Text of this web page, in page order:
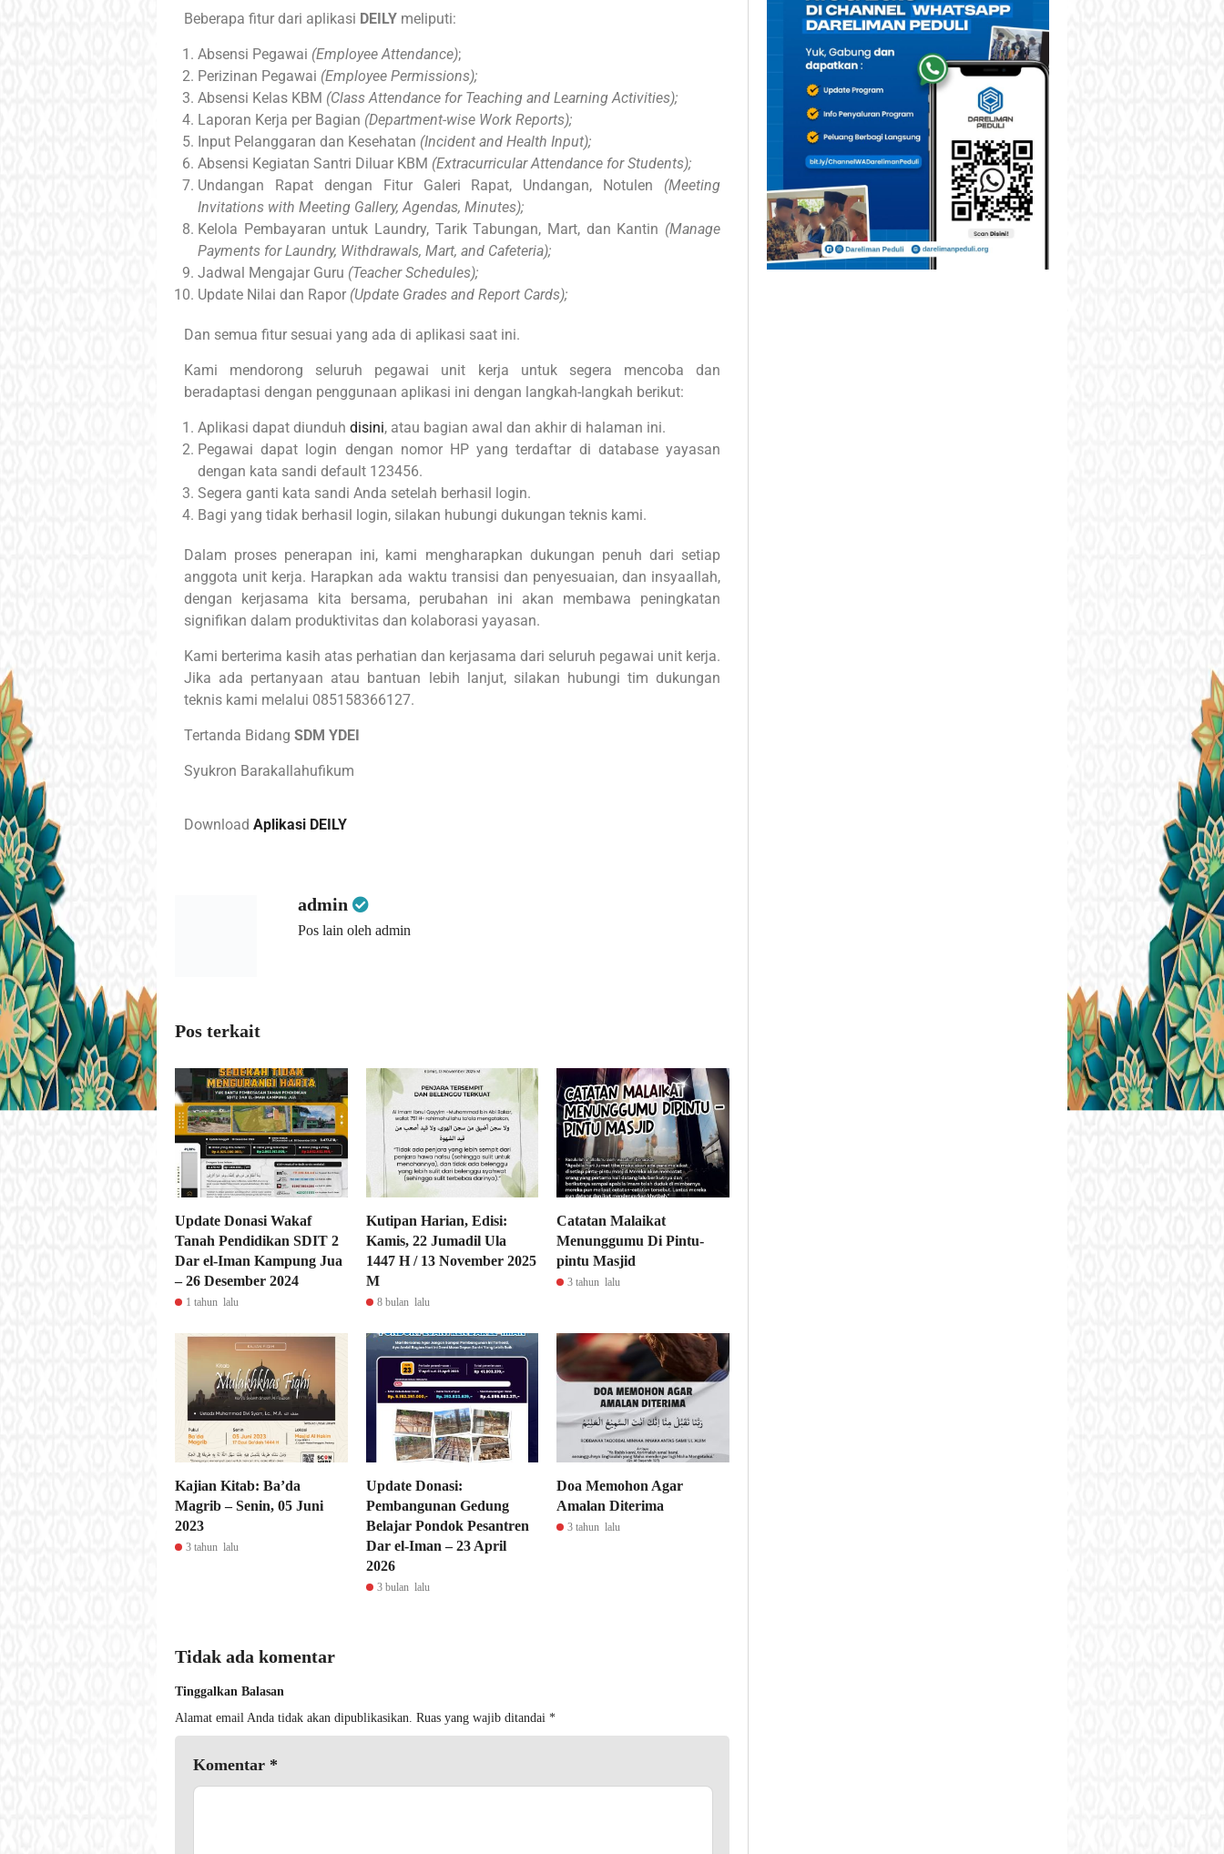
Beberapa fitur dari aplikasi DEILY meliputi:
Absensi Pegawai (Employee Attendance);
Perizinan Pegawai (Employee Permissions);
Absensi Kelas KBM (Class Attendance for Teaching and Learning Activities);
Laporan Kerja per Bagian (Department-wise Work Reports);
Input Pelanggaran dan Kesehatan (Incident and Health Input);
Absensi Kegiatan Santri Diluar KBM (Extracurricular Attendance for Students);
Undangan Rapat dengan Fitur Galeri Rapat, Undangan, Notulen (Meeting
Invitations with Meeting Gallery, Agendas, Minutes);
Kelola Pembayaran untuk Laundry, Tarik Tabungan, Mart, dan Kantin (Manage
Payments for Laundry, Withdrawals, Mart, and Cafeteria);
Jadwal Mengajar Guru (Teacher Schedules);
Update Nilai dan Rapor (Update Grades and Report Cards);
Dan semua fitur sesuai yang ada di aplikasi saat ini.
Kami mendorong seluruh pegawai unit kerja untuk segera mencoba dan
beradaptasi dengan penggunaan aplikasi ini dengan langkah-langkah berikut:
Aplikasi dapat diunduh disini, atau bagian awal dan akhir di halaman ini.
Pegawai dapat login dengan nomor HP yang terdaftar di database yayasan
dengan kata sandi default 123456.
Segera ganti kata sandi Anda setelah berhasil login.
Bagi yang tidak berhasil login, silakan hubungi dukungan teknis kami.
Dalam proses penerapan ini, kami mengharapkan dukungan penuh dari setiap
anggota unit kerja. Harapkan ada waktu transisi dan penyesuaian, dan insyaallah,
dengan kerjasama kita bersama, perubahan ini akan membawa peningkatan
signifikan dalam produktivitas dan kolaborasi yayasan.
Kami berterima kasih atas perhatian dan kerjasama dari seluruh pegawai unit kerja.
Jika ada pertanyaan atau bantuan lebih lanjut, silakan hubungi tim dukungan
teknis kami melalui 085158366127.
Tertanda Bidang SDM YDEI
Syukron Barakallahufikum
Download Aplikasi DEILY
admin
Pos lain oleh admin
Pos terkait
Update Donasi Wakaf
Tanah Pendidikan SDIT 2
Dar el-Iman Kampung Jua
– 26 Desember 2024
1 tahun lalu
Kutipan Harian, Edisi:
Kamis, 22 Jumadil Ula
1447 H / 13 November 2025
M
8 bulan lalu
Catatan Malaikat
Menunggumu Di Pintu-
pintu Masjid
3 tahun lalu
Kajian Kitab: Ba’da
Magrib – Senin, 05 Juni
2023
3 tahun lalu
Update Donasi:
Pembangunan Gedung
Belajar Pondok Pesantren
Dar el-Iman – 23 April
2026
3 bulan lalu
Doa Memohon Agar
Amalan Diterima
3 tahun lalu
Tidak ada komentar
Tinggalkan Balasan
Alamat email Anda tidak akan dipublikasikan. Ruas yang wajib ditandai *
Komentar *